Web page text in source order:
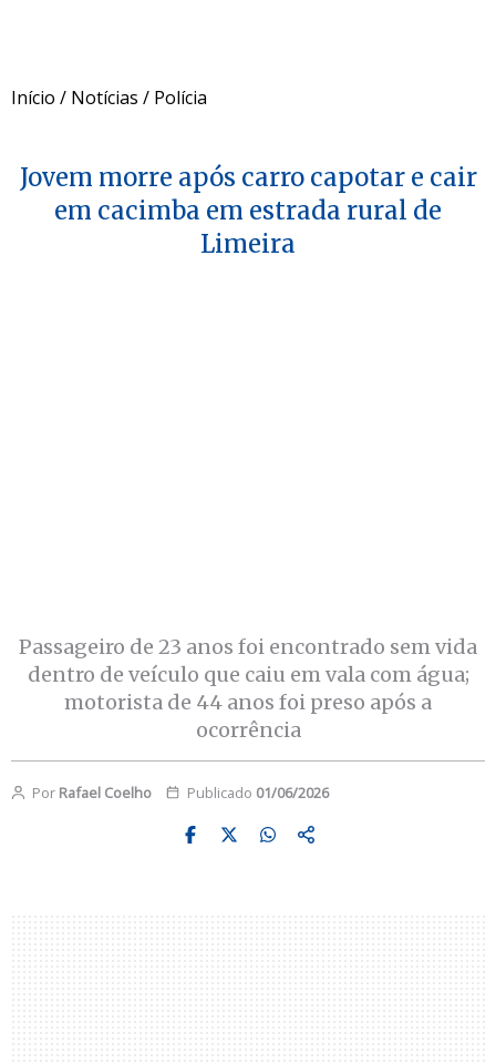
Início / Notícias / Polícia
Jovem morre após carro capotar e cair
em cacimba em estrada rural de
Limeira
Passageiro de 23 anos foi encontrado sem vida
dentro de veículo que caiu em vala com água;
motorista de 44 anos foi preso após a
ocorrência
Por Rafael Coelho Publicado 01/06/2026